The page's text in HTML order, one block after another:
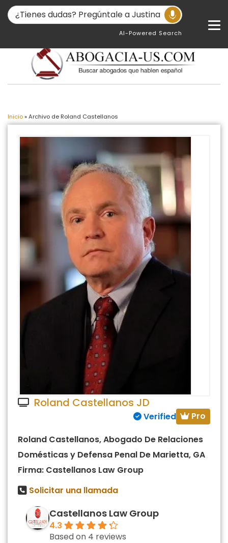
AI-Powered Search
Inicio»Archivo de Roland Castellanos
Roland Castellanos JD
Verified
Pro
Roland Castellanos, Abogado De Relaciones
Domésticas y Defensa Penal De Marietta, GA
Firma: Castellanos Law Group
Solicitar una llamada
Castellanos Law Group
4.3
Based on 4 reviews